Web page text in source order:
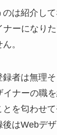
は紹介し
ナーになり
。
録者は無理
イナーの職
を匂わせ
後はWebデ